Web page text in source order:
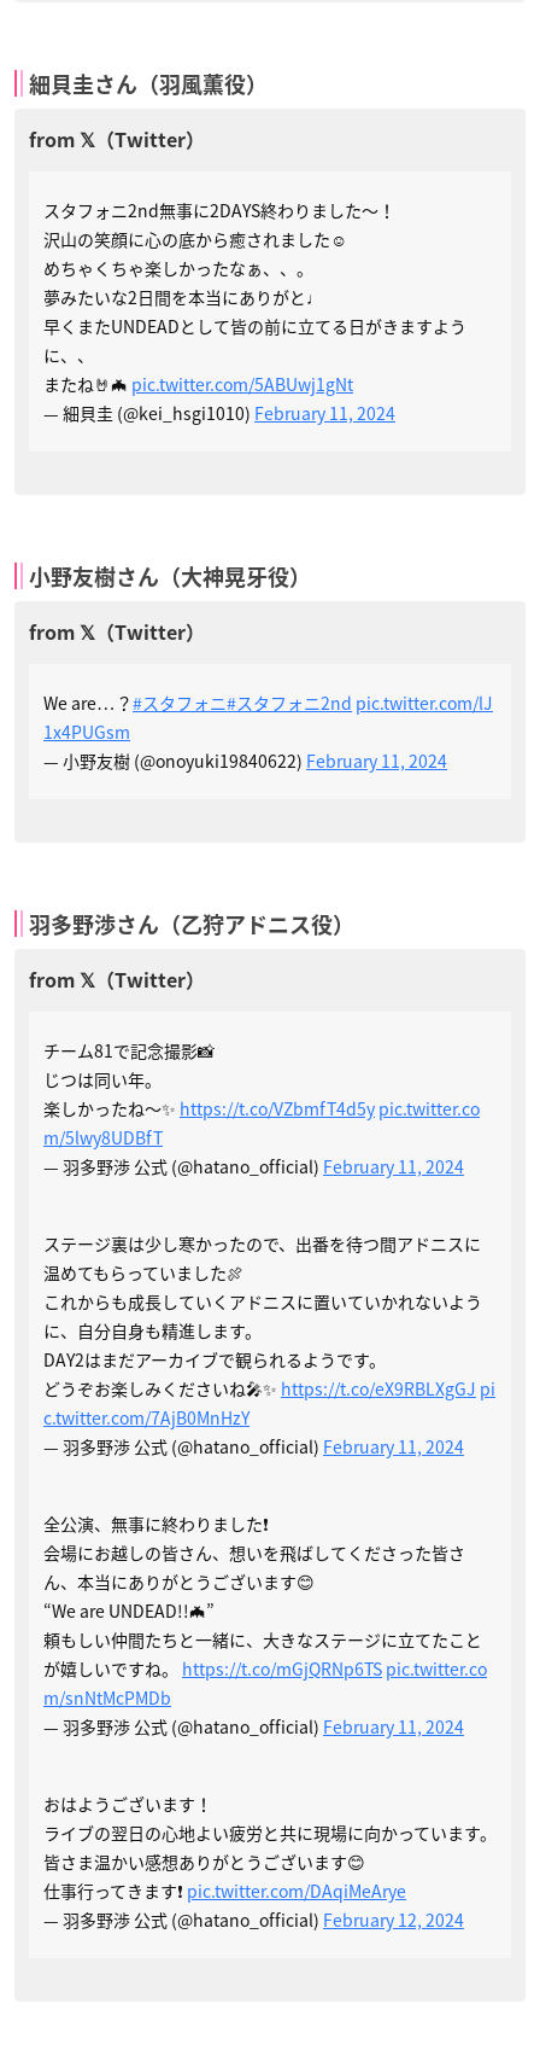
細貝圭さん（羽風薫役）
スタフォニ2nd無事に2DAYS終わりました〜！
沢山の笑顔に心の底から癒されました☺️
めちゃくちゃ楽しかったなぁ、、。
夢みたいな2日間を本当にありがと♩
早くまたUNDEADとして皆の前に立てる日がきますよう
に、、
またね🤘🦇 pic.twitter.com/5ABUwj1gNt
— 細貝圭 (@kei_hsgi1010) February 11, 2024
小野友樹さん（大神晃牙役）
We are…？#スタフォニ#スタフォニ2nd pic.twitter.com/lJ
1x4PUGsm
— 小野友樹 (@onoyuki19840622) February 11, 2024
羽多野渉さん（乙狩アドニス役）
チーム81で記念撮影📸
じつは同い年。
楽しかったね〜✨ https://t.co/VZbmfT4d5y pic.twitter.co
m/5lwy8UDBfT
— 羽多野渉 公式 (@hatano_official) February 11, 2024
ステージ裏は少し寒かったので、出番を待つ間アドニスに
温めてもらっていました🍖
これからも成長していくアドニスに置いていかれないよう
に、自分自身も精進します。
DAY2はまだアーカイブで観られるようです。
どうぞお楽しみくださいね🎤✨ https://t.co/eX9RBLXgGJ pi
c.twitter.com/7AjB0MnHzY
— 羽多野渉 公式 (@hatano_official) February 11, 2024
全公演、無事に終わりました❗️
会場にお越しの皆さん、想いを飛ばしてくださった皆さ
ん、本当にありがとうございます😊
“We are UNDEAD!!🦇”
頼もしい仲間たちと一緒に、大きなステージに立てたこと
が嬉しいですね。 https://t.co/mGjQRNp6TS pic.twitter.co
m/snNtMcPMDb
— 羽多野渉 公式 (@hatano_official) February 11, 2024
おはようございます！
ライブの翌日の心地よい疲労と共に現場に向かっています。
皆さま温かい感想ありがとうございます😊
仕事行ってきます❗️ pic.twitter.com/DAqiMeArye
— 羽多野渉 公式 (@hatano_official) February 12, 2024